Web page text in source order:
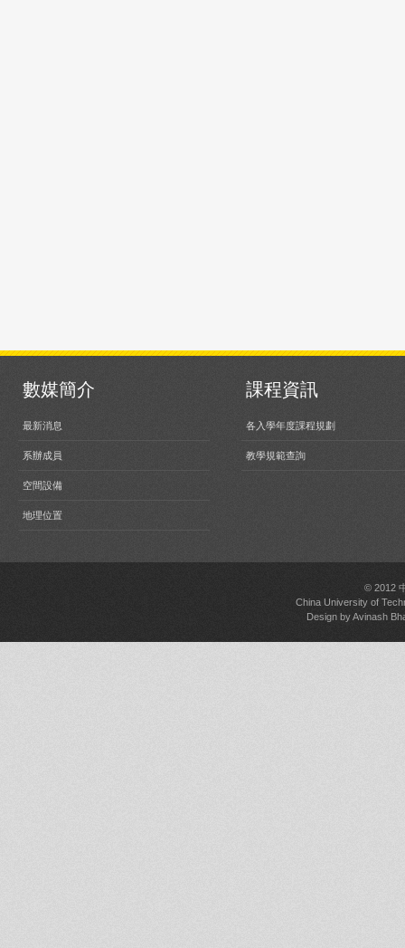
數媒簡介
最新消息
系辦成員
空間設備
地理位置
課程資訊
各入學年度課程規劃
教學規範查詢
© 2012
China University of
Design byAvinash